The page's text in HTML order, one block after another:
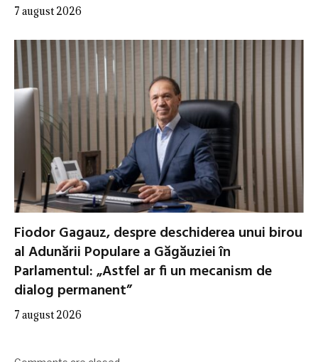
7 august 2026
Fiodor Gagauz, despre deschiderea unui birou
al Adunării Populare a Găgăuziei în
Parlamentul: „Astfel ar fi un mecanism de
dialog permanent”
7 august 2026